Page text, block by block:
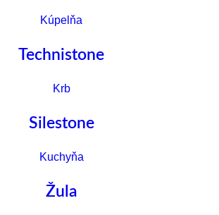
Kúpelňa
Technistone
Krb
Silestone
Kuchyňa
Žula